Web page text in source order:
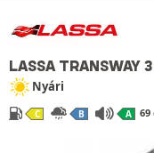
LASSA TRANSWAY 3
Nyári
C B A 69